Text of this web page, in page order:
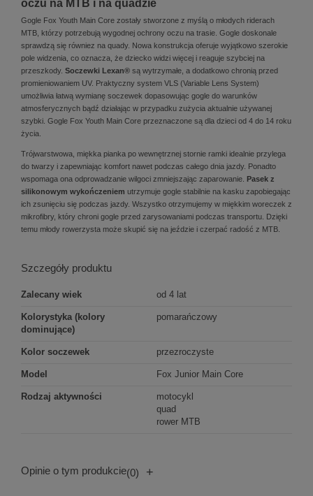
oczu na MTB i na quadzie
Gogle Fox Youth Main Core zostały stworzone z myślą o młodych riderach
MTB, którzy potrzebują wygodnej ochrony oczu na trasie. Gogle doskonale
sprawdzą się równiez na quady. Nowa konstrukcja oferuje wyjątkowo szerokie
pole widzenia, co oznacza, że dziecko widzi więcej i reaguje szybciej na
przeszkody. Soczewki Lexan® są wytrzymałe, a dodatkowo chronią przed
promieniowaniem UV. Praktyczny system VLS (Variable Lens System)
umożliwia łatwą wymianę soczewek dopasowując gogle do warunków
atmosferycznych bądź działając w przypadku zużycia aktualnie używanej
szybki. Gogle Fox Youth Main Core przeznaczone są dla dzieci od 4 do 14 roku
życia.
Trójwarstwowa, miękka pianka po wewnętrznej stornie ramki idealnie przylega
do twarzy i zapewniając komfort nawet podczas całego dnia jazdy. Ponadto
wspomaga ona odprowadzanie wilgoci zmniejszając zaparowanie. Pasek z
silikonowym wykończeniem utrzymuje gogle stabilnie na kasku zapobiegając
ich zsunięciu się podczas jazdy. Wszystko otrzymujemy w miękkim woreczek z
mikrofibry, który chroni gogle przed zarysowaniami podczas transportu. Dzięki
temu młody rowerzysta może skupić się na jeździe i czerpać radość z MTB.
Szczegóły produktu
Zalecany wiek od 4 lat
Kolorystyka (kolory
dominujące)
pomarańczowy
Kolor soczewek przezroczyste
Model Fox Junior Main Core
Rodzaj aktywności
motocykl
quad
rower MTB
Opinie o tym produkcie(0) +